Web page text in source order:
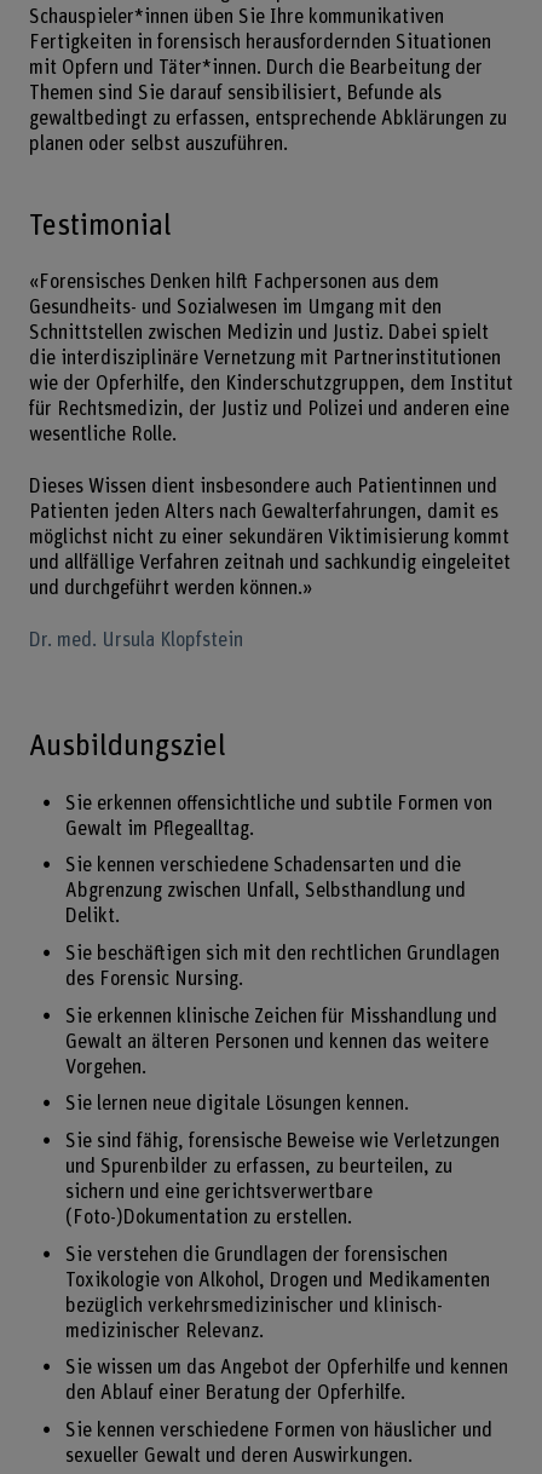
Schauspieler*innen üben Sie Ihre kommunikativen
Fertigkeiten in forensisch herausfordernden Situationen
mit Opfern und Täter*innen. Durch die Bearbeitung der
Themen sind Sie darauf sensibilisiert, Befunde als
gewaltbedingt zu erfassen, entsprechende Abklärungen zu
planen oder selbst auszuführen.
Testimonial
«Forensisches Denken hilft Fachpersonen aus dem
Gesundheits- und Sozialwesen im Umgang mit den
Schnittstellen zwischen Medizin und Justiz. Dabei spielt
die interdisziplinäre Vernetzung mit Partnerinstitutionen
wie der Opferhilfe, den Kinderschutzgruppen, dem Institut
für Rechtsmedizin, der Justiz und Polizei und anderen eine
wesentliche Rolle.
Dieses Wissen dient insbesondere auch Patientinnen und
Patienten jeden Alters nach Gewalterfahrungen, damit es
möglichst nicht zu einer sekundären Viktimisierung kommt
und allfällige Verfahren zeitnah und sachkundig eingeleitet
und durchgeführt werden können.»
Dr. med. Ursula Klopfstein
Ausbildungsziel
Sie erkennen offensichtliche und subtile Formen von
Gewalt im Pflegealltag.
Sie kennen verschiedene Schadensarten und die
Abgrenzung zwischen Unfall, Selbsthandlung und
Delikt.
Sie beschäftigen sich mit den rechtlichen Grundlagen
des Forensic Nursing.
Sie erkennen klinische Zeichen für Misshandlung und
Gewalt an älteren Personen und kennen das weitere
Vorgehen.
Sie lernen neue digitale Lösungen kennen.
Sie sind fähig, forensische Beweise wie Verletzungen
und Spurenbilder zu erfassen, zu beurteilen, zu
sichern und eine gerichtsverwertbare
(Foto-)Dokumentation zu erstellen.
Sie verstehen die Grundlagen der forensischen
Toxikologie von Alkohol, Drogen und Medikamenten
bezüglich verkehrsmedizinischer und klinisch-
medizinischer Relevanz.
Sie wissen um das Angebot der Opferhilfe und kennen
den Ablauf einer Beratung der Opferhilfe.
Sie kennen verschiedene Formen von häuslicher und
sexueller Gewalt und deren Auswirkungen.